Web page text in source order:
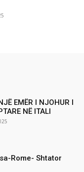
EMËR I NJOHUR I
NË ITALI
Rome- Shtator